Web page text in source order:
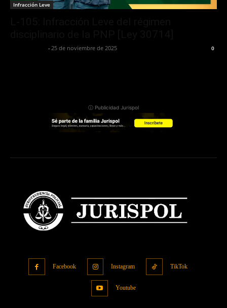
Infracción Leve
- 25 de noviembre de 2025 0
ⓘ Publicidad Jurispol
Facebook Instagram TikTok
Youtube